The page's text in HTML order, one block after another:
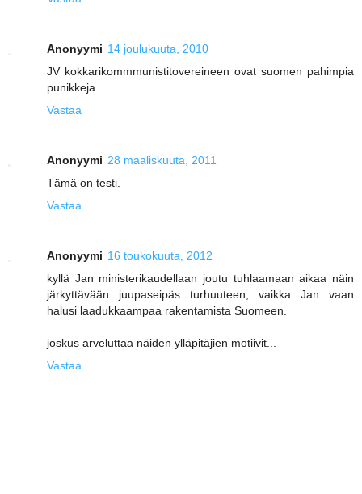
Anonyymi 14 joulukuuta, 2010
JV kokkarikommmunistitovereineen ovat suomen pahimpia
punikkeja.
Vastaa
Anonyymi 28 maaliskuuta, 2011
Tämä on testi.
Vastaa
Anonyymi 16 toukokuuta, 2012
kyllä Jan ministerikaudellaan joutu tuhlaamaan aikaa näin
järkyttävään juupaseipäs turhuuteen, vaikka Jan vaan
halusi laadukkaampaa rakentamista Suomeen.
joskus arveluttaa näiden ylläpitäjien motiivit...
Vastaa